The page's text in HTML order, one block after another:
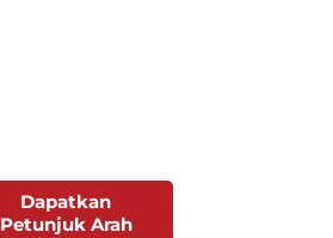
Dapatkan
Petunjuk Arah